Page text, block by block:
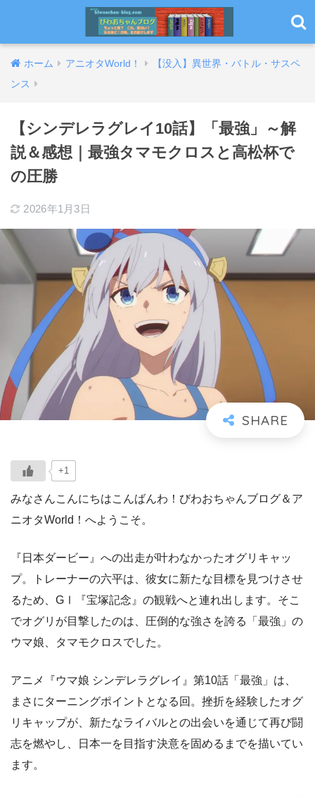
ホーム アニオタWorld！
【没入】異世界・バトル・サスペ
ンス
【シンデレラグレイ10話】「最強」～解
説＆感想｜最強タマモクロスと高松杯で
の圧勝
2026年1月3日
+1
みなさんこんにちはこんばんわ！びわおちゃんブログ＆ア
ニオタWorld！へようこそ。
『日本ダービー』への出走が叶わなかったオグリキャッ
プ。トレーナーの六平は、彼女に新たな目標を見つけさせ
るため、GⅠ『宝塚記念』の観戦へと連れ出します。そこ
でオグリが目撃したのは、圧倒的な強さを誇る「最強」の
ウマ娘、タマモクロスでした。
アニメ『ウマ娘 シンデレラグレイ』第10話「最強」は、
まさにターニングポイントとなる回。挫折を経験したオグ
リキャップが、新たなライバルとの出会いを通じて再び闘
志を燃やし、日本一を目指す決意を固めるまでを描いてい
ます。